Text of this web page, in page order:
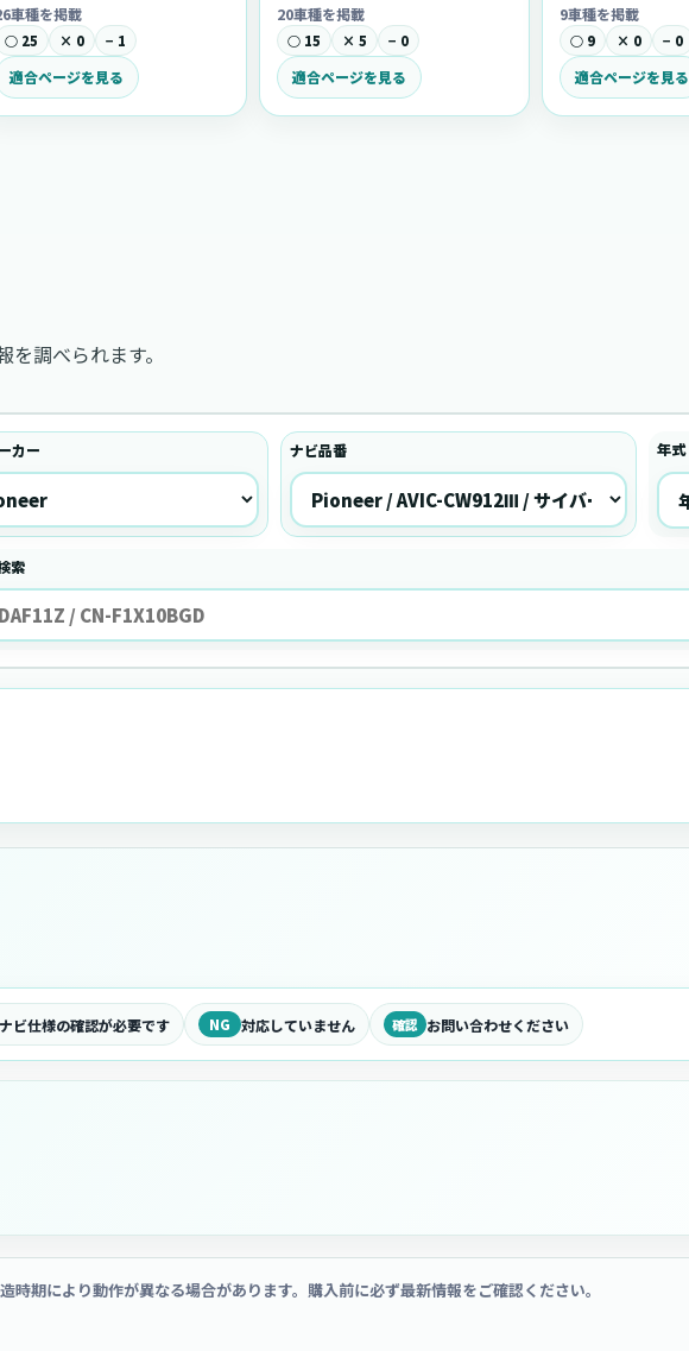
車種を掲載
○ 25 × 0 − 1
適合ページを見る
20車種を掲載
○ 15 × 5 − 0
適合ページを見る
9車種を掲載
○ 9 × 0 − 0
適合ページを見る
調べられます。
カー ナビ品番 年式
索
ビ仕様の確認が必要です NG 対応していません 確認 お問い合わせください
期により動作が異なる場合があります。購入前に必ず最新情報をご確認ください。